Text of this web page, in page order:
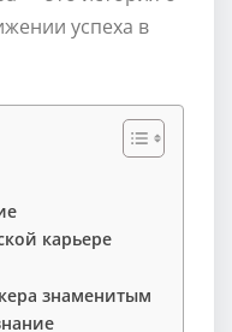
успеха в
карьере
знаменитым